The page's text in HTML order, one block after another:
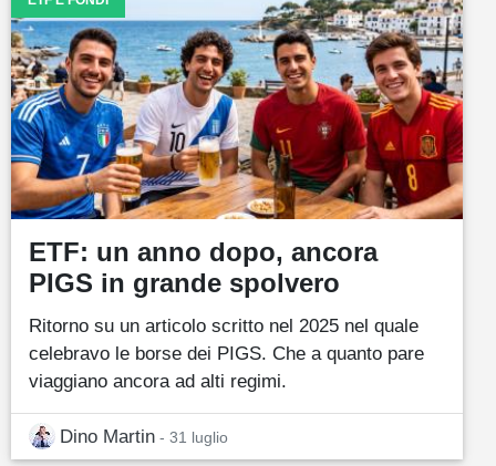
ETF: un anno dopo, ancora
PIGS in grande spolvero
Ritorno su un articolo scritto nel 2025 nel quale
celebravo le borse dei PIGS. Che a quanto pare
viaggiano ancora ad alti regimi.
Dino Martin - 31 luglio